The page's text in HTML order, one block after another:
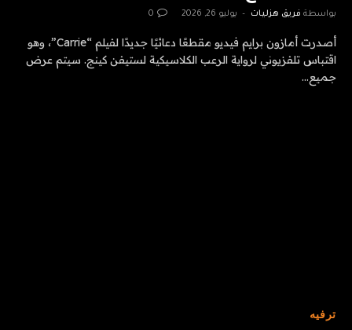
بواسطة فريق هزليات يوليو 26, 2026 0
أصدرت أمازون برايم فيديو مقطعًا دعائيًا جديدًا لفيلم “Carrie”، وهو
اقتباس تلفزيوني لرواية الرعب الكلاسيكية لستيفن كينج. سيتم عرض
جميع…
ترفيه